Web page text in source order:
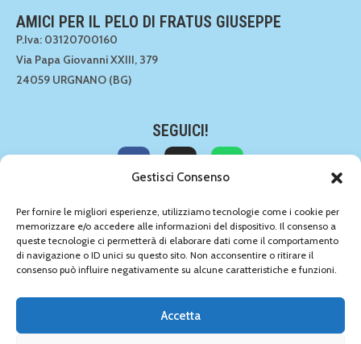
Gestisci Consenso
Per fornire le migliori esperienze, utilizziamo tecnologie come i cookie per
memorizzare e/o accedere alle informazioni del dispositivo. Il consenso a
queste tecnologie ci permetterà di elaborare dati come il comportamento
di navigazione o ID unici su questo sito. Non acconsentire o ritirare il
consenso può influire negativamente su alcune caratteristiche e funzioni.
Accetta
AMICI PER IL PELO DI FRATUS GIUSEPPE
P.Iva: 03120700160
Via Papa Giovanni XXIII, 379
24059 URGNANO (BG)
SEGUICI!
CONTATTACI!
035 891549
035 891549
info@amiciperilpelo.net
AMICI PER IL PELO DI FRATUS GIUSEPPE -